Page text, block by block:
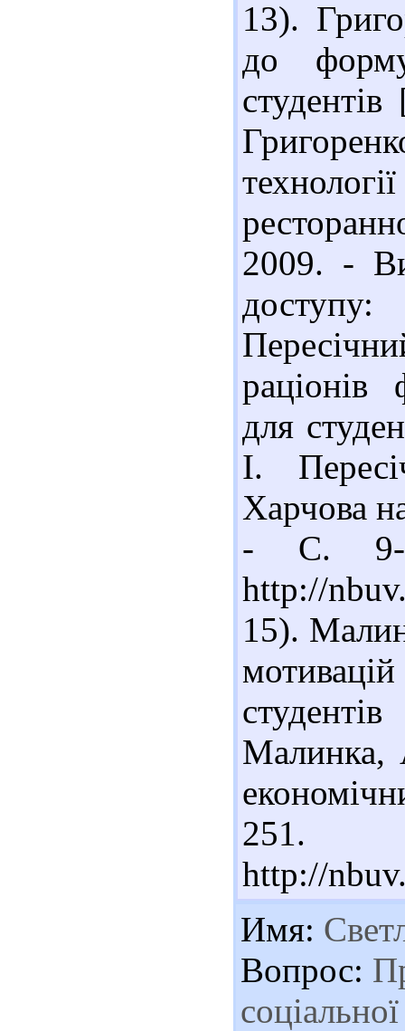
13).
до
2009. -
раціонів
для
І.
Харчова
- С. 9-
http://
15).
Малинка,
251.
http://
Имя:
Вопрос: